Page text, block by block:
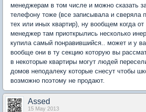
менеджерам в том числе и можно сказать
телефону тоже (все записывала и сверяла
тех или иных квартир), ну вообщем когда
менеджер там приоткрылись несколько
купила самый понравившийся.. может и у
вообще они в ту секцию которую вы
в некоторые квартиры могут людей
домов неподалеку которые снесут чтобы
возможно поэтому не продают.
Assed
15 May 2013